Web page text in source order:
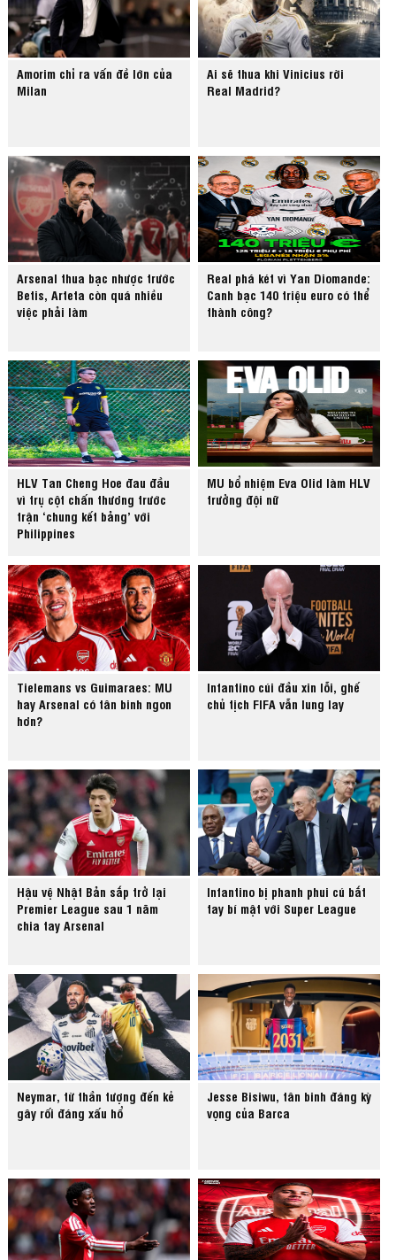
Amorim chỉ ra vấn đề lớn của
Milan
Ai sẽ thua khi Vinicius rời
Real Madrid?
Arsenal thua bạc nhược trước
Betis, Arteta còn quá nhiều
việc phải làm
Real phá két vì Yan Diomande:
Canh bạc 140 triệu euro có thể
thành công?
HLV Tan Cheng Hoe đau đầu
vì trụ cột chấn thương trước
trận ‘chung kết bảng’ với
Philippines
MU bổ nhiệm Eva Olid làm HLV
trưởng đội nữ
Tielemans vs Guimaraes: MU
hay Arsenal có tân binh ngon
hơn?
Infantino cúi đầu xin lỗi, ghế
chủ tịch FIFA vẫn lung lay
Hậu vệ Nhật Bản sắp trở lại
Premier League sau 1 năm
chia tay Arsenal
Infantino bị phanh phui cú bắt
tay bí mật với Super League
Neymar, từ thần tượng đến kẻ
gây rối đáng xấu hổ
Jesse Bisiwu, tân binh đáng kỳ
vọng của Barca